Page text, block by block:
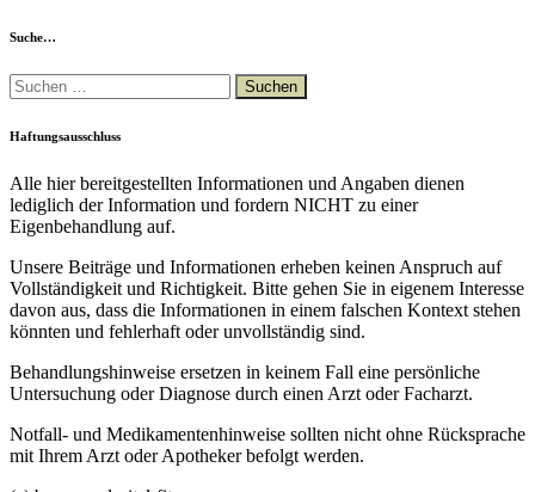
Suche…
Suchen
nach:
Haftungsausschluss
Alle hier bereitgestellten Informationen und Angaben dienen
lediglich der Information und fordern NICHT zu einer
Eigenbehandlung auf.
Unsere Beiträge und Informationen erheben keinen Anspruch auf
Vollständigkeit und Richtigkeit. Bitte gehen Sie in eigenem Interesse
davon aus, dass die Informationen in einem falschen Kontext stehen
könnten und fehlerhaft oder unvollständig sind.
Behandlungshinweise ersetzen in keinem Fall eine persönliche
Untersuchung oder Diagnose durch einen Arzt oder Facharzt.
Notfall- und Medikamentenhinweise sollten nicht ohne Rücksprache
mit Ihrem Arzt oder Apotheker befolgt werden.